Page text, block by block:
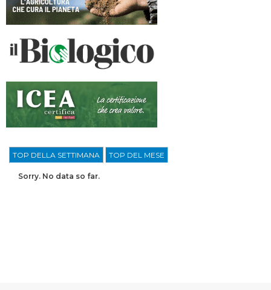
TOP DELLA SETTIMANA TOP DEL MESE
Sorry. No data so far.